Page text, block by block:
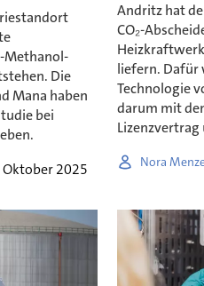
Methanol-
Die
Mana haben
bei
Oktober 2025
Andritz hat
CO₂-
liefern. Dafür
Technologie
darum mit
Nora